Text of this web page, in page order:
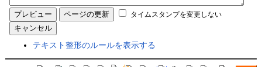
タイムスタンプを変更しない
テキスト整形のルールを表示する